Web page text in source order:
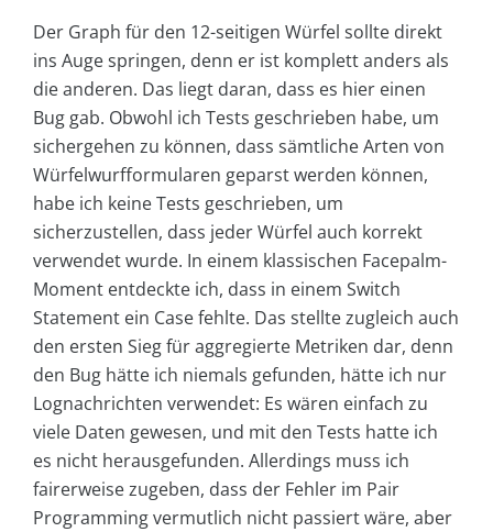
Der Graph für den 12-seitigen Würfel sollte direkt
ins Auge springen, denn er ist komplett anders als
die anderen. Das liegt daran, dass es hier einen
Bug gab. Obwohl ich Tests geschrieben habe, um
sichergehen zu können, dass sämtliche Arten von
Würfelwurfformularen geparst werden können,
habe ich keine Tests geschrieben, um
sicherzustellen, dass jeder Würfel auch korrekt
verwendet wurde. In einem klassischen Facepalm-
Moment entdeckte ich, dass in einem Switch
Statement ein Case fehlte. Das stellte zugleich auch
den ersten Sieg für aggregierte Metriken dar, denn
den Bug hätte ich niemals gefunden, hätte ich nur
Lognachrichten verwendet: Es wären einfach zu
viele Daten gewesen, und mit den Tests hatte ich
es nicht herausgefunden. Allerdings muss ich
fairerweise zugeben, dass der Fehler im Pair
Programming vermutlich nicht passiert wäre, aber